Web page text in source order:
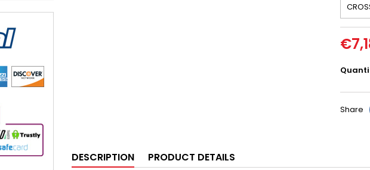
Share
DESCRIPTION PRODUCT DETAILS